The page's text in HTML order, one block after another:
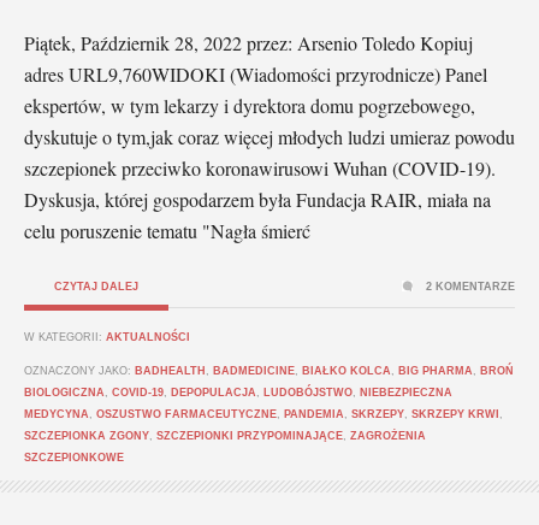
Piątek, Październik 28, 2022 przez: Arsenio Toledo Kopiuj
adres URL9,760WIDOKI (Wiadomości przyrodnicze) Panel
ekspertów, w tym lekarzy i dyrektora domu pogrzebowego,
dyskutuje o tym,jak coraz więcej młodych ludzi umieraz powodu
szczepionek przeciwko koronawirusowi Wuhan (COVID-19).
Dyskusja, której gospodarzem była Fundacja RAIR, miała na
celu poruszenie tematu "Nagła śmierć
CZYTAJ DALEJ
W KATEGORII: AKTUALNOŚCI
OZNACZONY JAKO: BADHEALTH BADMEDICINE BIAŁKO KOLCA BIG PHARMA
BROŃ
BIOLOGICZNA
COVID-19 DEPOPULACJA LUDOBÓJSTWO
NIEBEZPIECZNA
MEDYCYNA
OSZUSTWO FARMACEUTYCZNE PANDEMIA SKRZEPY SKRZEPY KRWI
SZCZEPIONKA ZGONY SZCZEPIONKI PRZYPOMINAJĄCE ZAGROŻENIA
SZCZEPIONKOWE
2 KOMENTARZE